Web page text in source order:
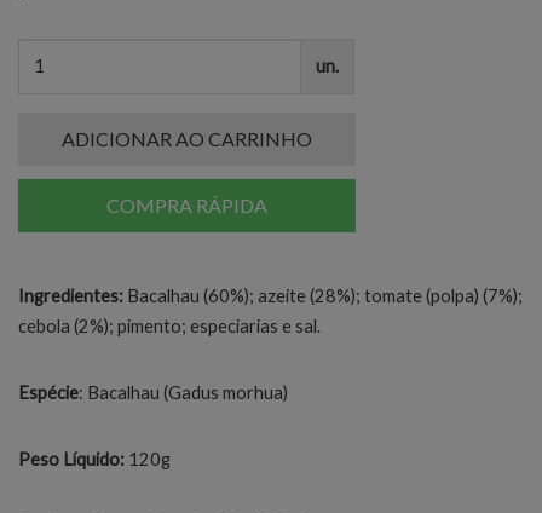
un.
ADICIONAR AO CARRINHO
COMPRA RÁPIDA
Ingredientes: Bacalhau (60%); azeite (28%); tomate (polpa) (7%);
cebola (2%); pimento; especiarias e sal.
Espécie: Bacalhau (Gadus morhua)
Peso Líquido: 120g